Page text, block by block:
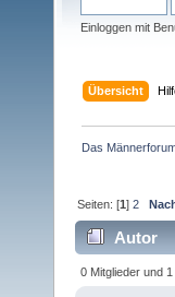
Einloggen mit
Übersicht
Das
Seiten: [1]2
Autor
0 Mitglieder und